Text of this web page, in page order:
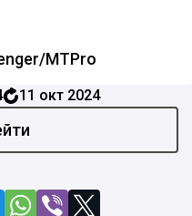
MTPro
11 окт 2024